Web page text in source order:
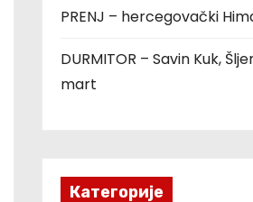
PRENJ – hercegovački
DURMITOR – Savin Kuk,
mart
Категорије